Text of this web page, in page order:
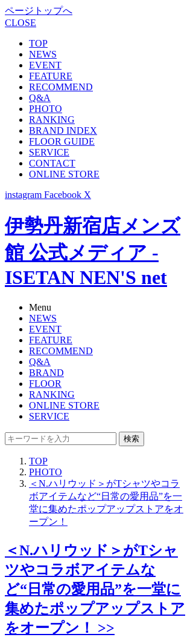
ページトップへ
CLOSE
TOP
NEWS
EVENT
FEATURE
RECOMMEND
Q&A
PHOTO
RANKING
BRAND INDEX
FLOOR GUIDE
SERVICE
CONTACT
ONLINE STORE
instagram Facebook X
伊勢丹新宿店メンズ
館 公式メディア -
ISETAN NEN'S net
Menu
NEWS
EVENT
FEATURE
RECOMMEND
Q&A
BRAND
FLOOR
RANKING
ONLINE STORE
SERVICE
検索
TOP
PHOTO
＜N.ハリウッド＞がTシャツやコラ
ボアイテムなど“日常の愛用品”を一
堂に集めたポップアップストアをオ
ープン！
＜N.ハリウッド＞がTシャ
ツやコラボアイテムな
ど“日常の愛用品”を一堂に
集めたポップアップストア
をオープン！ >>